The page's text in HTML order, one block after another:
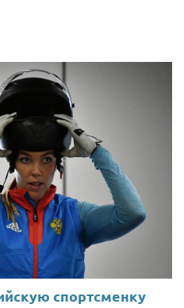
спортсменку